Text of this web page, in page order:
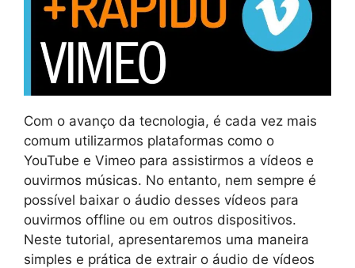
Com o avanço da tecnologia, é cada vez mais
comum utilizarmos plataformas como o
YouTube e Vimeo para assistirmos a vídeos e
ouvirmos músicas. No entanto, nem sempre é
possível baixar o áudio desses vídeos para
ouvirmos offline ou em outros dispositivos.
Neste tutorial, apresentaremos uma maneira
simples e prática de extrair o áudio de vídeos